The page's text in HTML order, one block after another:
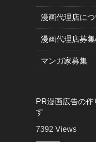
漫画代理店につ
漫画代理店募
マンガ家募集
PR漫画広告の作
す
7392 Views